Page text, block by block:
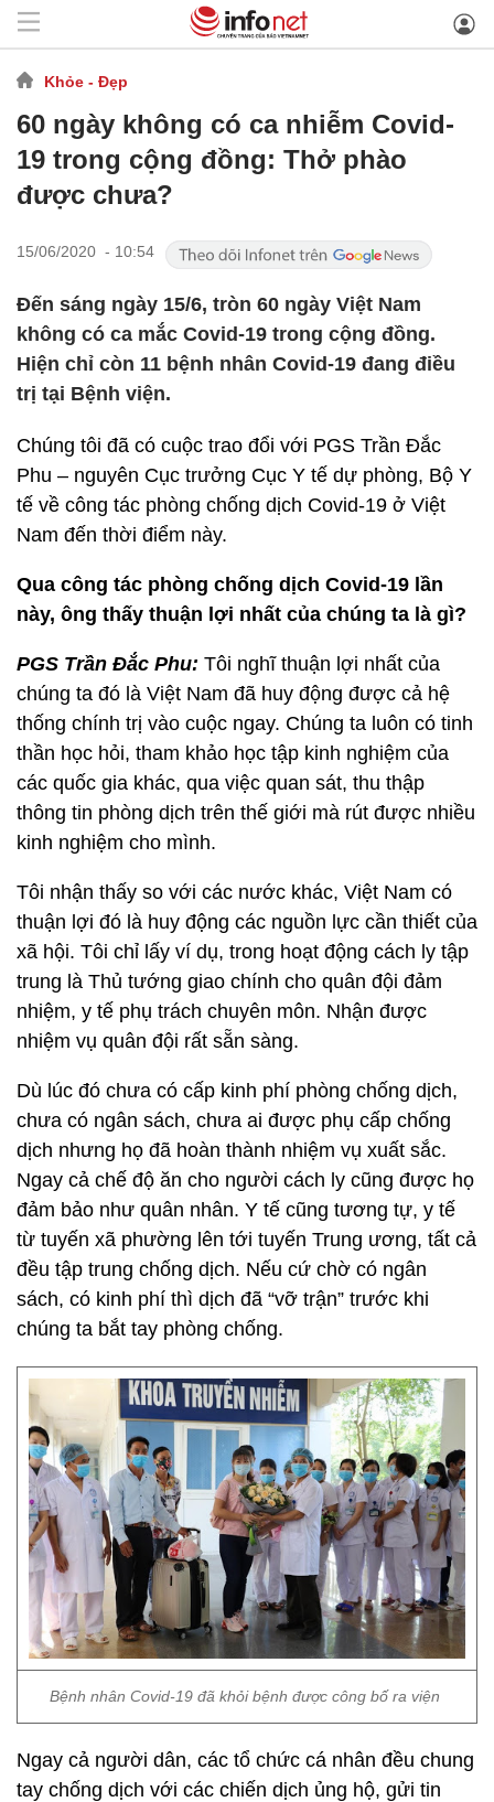
Khỏe - Đẹp
60 ngày không có ca nhiễm Covid-
19 trong cộng đồng: Thở phào
được chưa?
15/06/2020 - 10:54
Đến sáng ngày 15/6, tròn 60 ngày Việt Nam
không có ca mắc Covid-19 trong cộng đồng.
Hiện chỉ còn 11 bệnh nhân Covid-19 đang điều
trị tại Bệnh viện.
Chúng tôi đã có cuộc trao đổi với PGS Trần Đắc
Phu – nguyên Cục trưởng Cục Y tế dự phòng, Bộ Y
tế về công tác phòng chống dịch Covid-19 ở Việt
Nam đến thời điểm này.
Qua công tác phòng chống dịch Covid-19 lần
này, ông thấy thuận lợi nhất của chúng ta là gì?
PGS Trần Đắc Phu: Tôi nghĩ thuận lợi nhất của
chúng ta đó là Việt Nam đã huy động được cả hệ
thống chính trị vào cuộc ngay. Chúng ta luôn có tinh
thần học hỏi, tham khảo học tập kinh nghiệm của
các quốc gia khác, qua việc quan sát, thu thập
thông tin phòng dịch trên thế giới mà rút được nhiều
kinh nghiệm cho mình.
Tôi nhận thấy so với các nước khác, Việt Nam có
thuận lợi đó là huy động các nguồn lực cần thiết của
xã hội. Tôi chỉ lấy ví dụ, trong hoạt động cách ly tập
trung là Thủ tướng giao chính cho quân đội đảm
nhiệm, y tế phụ trách chuyên môn. Nhận được
nhiệm vụ quân đội rất sẵn sàng.
Dù lúc đó chưa có cấp kinh phí phòng chống dịch,
chưa có ngân sách, chưa ai được phụ cấp chống
dịch nhưng họ đã hoàn thành nhiệm vụ xuất sắc.
Ngay cả chế độ ăn cho người cách ly cũng được họ
đảm bảo như quân nhân. Y tế cũng tương tự, y tế
từ tuyến xã phường lên tới tuyến Trung ương, tất cả
đều tập trung chống dịch. Nếu cứ chờ có ngân
sách, có kinh phí thì dịch đã “vỡ trận” trước khi
chúng ta bắt tay phòng chống.
Bệnh nhân Covid-19 đã khỏi bệnh được công bố ra viện
Ngay cả người dân, các tổ chức cá nhân đều chung
tay chống dịch với các chiến dịch ủng hộ, gửi tin